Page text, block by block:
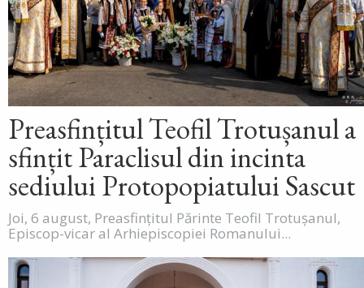
Preasfințitul Teofil Trotușanul a
sfințit Paraclisul din incinta
sediului Protopopiatului Sascut
Joi, 6 august, Preasfințitul Părinte Teofil Trotușanul,
Episcop-vicar al Arhiepiscopiei Romanului...